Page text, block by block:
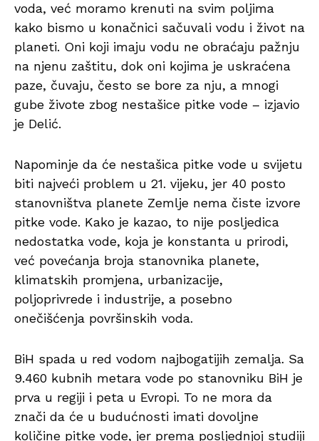
voda, već moramo krenuti na svim poljima
kako bismo u konačnici sačuvali vodu i život na
planeti. Oni koji imaju vodu ne obraćaju pažnju
na njenu zaštitu, dok oni kojima je uskraćena
paze, čuvaju, često se bore za nju, a mnogi
gube živote zbog nestašice pitke vode – izjavio
je Delić.
Napominje da će nestašica pitke vode u svijetu
biti najveći problem u 21. vijeku, jer 40 posto
stanovništva planete Zemlje nema čiste izvore
pitke vode. Kako je kazao, to nije posljedica
nedostatka vode, koja je konstanta u prirodi,
već povećanja broja stanovnika planete,
klimatskih promjena, urbanizacije,
poljoprivrede i industrije, a posebno
onečišćenja površinskih voda.
BiH spada u red vodom najbogatijih zemalja. Sa
9.460 kubnih metara vode po stanovniku BiH je
prva u regiji i peta u Evropi. To ne mora da
znači da će u budućnosti imati dovoljne
količine pitke vode, jer prema posljednjoj studiji